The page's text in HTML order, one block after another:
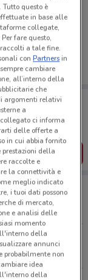
vicino a te,
comodamente
questo è
in base alle
collegate,
fare questo,
a tale fine.
conPartnersin
cambiare
all’interno della
che
argomenti relativi
a
ci informa
delle offerte a
in cui abbia fornito
della
raccolte e
la connettività e
meglio indicato
i tuoi dati possono
di mercato,
e analisi delle
momento
della
annunci
probabilmente non
idea
della